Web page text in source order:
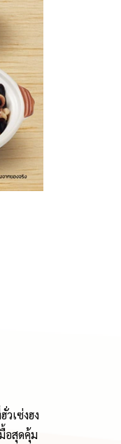
เซ่งฮง
อสุดคุ้ม